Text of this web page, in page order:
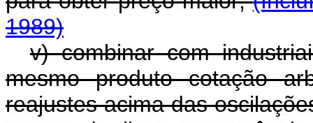
1989)
v) combinar com
mesmo produto cotação
reajustes acima das